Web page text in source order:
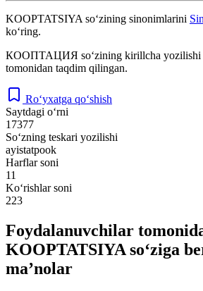
KOOPTATSIYA so‘zining sinonimlarini
ko‘ring.
КООПТАЦИЯ so‘zining kirillcha yozilishi
tomonidan taqdim qilingan.
Ro‘yxatga qo‘shish
Saytdagi o‘rni
17377
So‘zning teskari yozilishi
ayistatpook
Harflar soni
11
Ko‘rishlar soni
223
Foydalanuvchilar
KOOPTATSIYA so‘ziga
ma’nolar